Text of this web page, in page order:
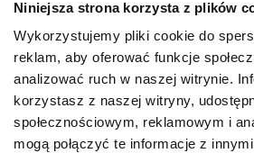
Niniejsza strona korzysta z plików
Wykorzystujemy pliki cookie do
reklam, aby oferować funkcje
analizować ruch w naszej witrynie.
korzystasz z naszej witryny,
społecznościowym, reklamowym i
mogą połączyć te informacje z
Adult All Breeds
SPECIFIC CXW 6 X 300
g